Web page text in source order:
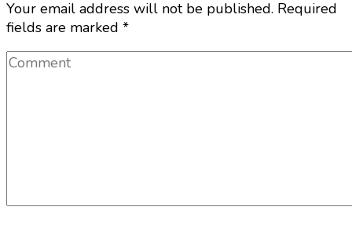
Your email address will not be published. Required
fields are marked *
Comment